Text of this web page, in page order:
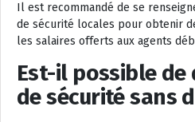
Il est recommandé de se
de sécurité locales pour obtenir
les salaires offerts aux agents
Est-il possible
de sécurité sans